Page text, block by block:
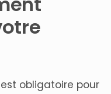
obligatoire pour